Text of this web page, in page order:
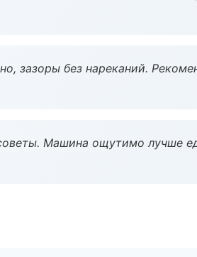
зазоры без нареканий.
Машина ощутимо лучше